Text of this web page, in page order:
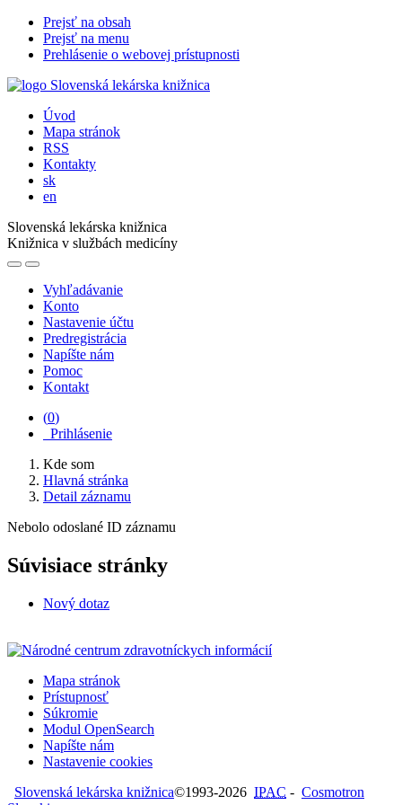
Prejsť na obsah
Prejsť na menu
Prehlásenie o webovej prístupnosti
Úvod
Mapa stránok
RSS
Kontakty
sk
en
Slovenská lekárska knižnica
Knižnica v službách medicíny
Vyhľadávanie
Konto
Nastavenie účtu
Predregistrácia
Napíšte nám
Pomoc
Kontakt
(0)
Prihlásenie
Kde som
Hlavná stránka
Detail záznamu
Nebolo odoslané ID záznamu
Súvisiace stránky
Nový dotaz
Mapa stránok
Prístupnosť
Súkromie
Modul OpenSearch
Napíšte nám
Nastavenie cookies
Slovenská lekárska knižnica©1993-2026 IPAC - Cosmotron